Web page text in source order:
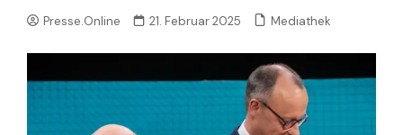
Presse.Online 21. Februar 2025 Mediathek